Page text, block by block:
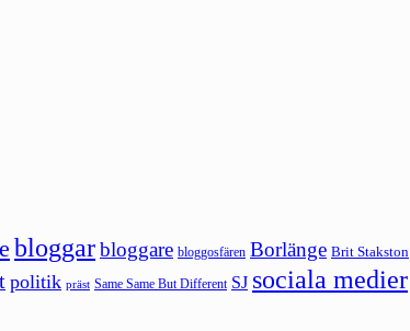
bloggarbloggare bloggosfären Borlänge Brit Stakston
politik präst Same Same But Different SJ sociala medier